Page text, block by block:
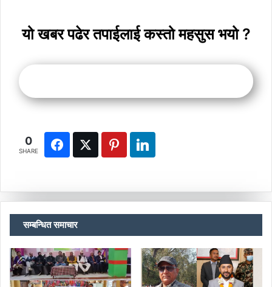
यो खबर पढेर तपाईलाई कस्तो महसुस भयो ?
0
SHARE
सम्बन्धित समाचार